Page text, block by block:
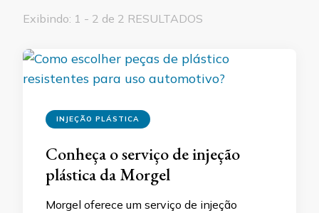
Exibindo: 1 - 2 de 2 RESULTADOS
INJEÇÃO PLÁSTICA
Conheça o serviço de injeção
plástica da Morgel
Morgel oferece um serviço de injeção